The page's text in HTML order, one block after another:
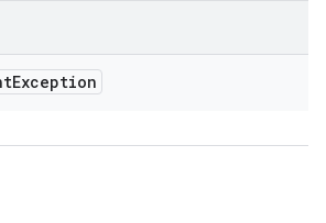
Exception